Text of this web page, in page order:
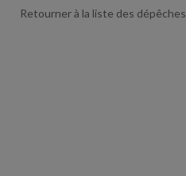
Retourner à la liste des dépêches